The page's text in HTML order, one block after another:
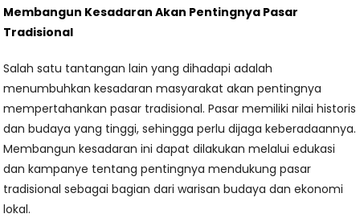
Membangun Kesadaran Akan Pentingnya Pasar
Tradisional
Salah satu tantangan lain yang dihadapi adalah
menumbuhkan kesadaran masyarakat akan pentingnya
mempertahankan pasar tradisional. Pasar memiliki nilai historis
dan budaya yang tinggi, sehingga perlu dijaga keberadaannya.
Membangun kesadaran ini dapat dilakukan melalui edukasi
dan kampanye tentang pentingnya mendukung pasar
tradisional sebagai bagian dari warisan budaya dan ekonomi
lokal.